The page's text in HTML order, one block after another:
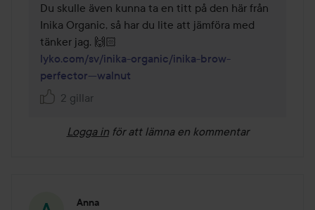
Du skulle även kunna ta en titt på den här från
Inika Organic, så har du lite att jämföra med
lyko.com/sv/inika-organic/inika-brow-
perfector---walnut
2 gillar
Logga in för att lämna en kommentar
Anna